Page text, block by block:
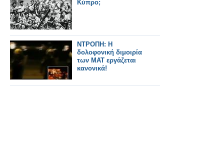
Κύπρο;
ΝΤΡΟΠΗ: Η
δολοφονική διμοιρία
των ΜΑΤ εργάζεται
κανονικά!